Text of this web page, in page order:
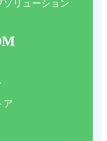
ソリューション
ア